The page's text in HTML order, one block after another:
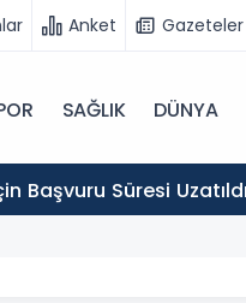
Anket Gazeteler
SAĞLIK DÜNYA
Hibe Desteği İçin Başvuru Süresi Uzatıldı